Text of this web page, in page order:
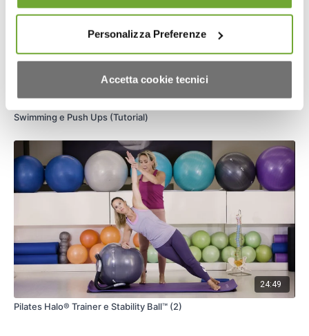
Personalizza Preferenze
Accetta cookie tecnici
Swimming e Push Ups (Tutorial)
24:49
Pilates Halo® Trainer e Stability Ball™ (2)